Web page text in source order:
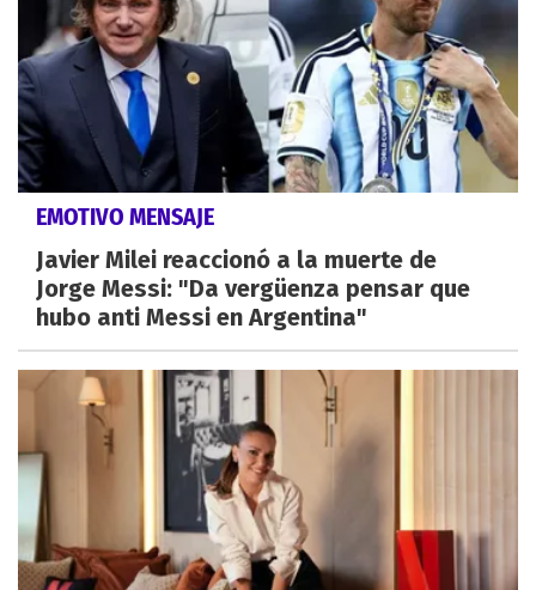
EMOTIVO MENSAJE
Javier Milei reaccionó a la muerte de
Jorge Messi: "Da vergüenza pensar que
hubo anti Messi en Argentina"